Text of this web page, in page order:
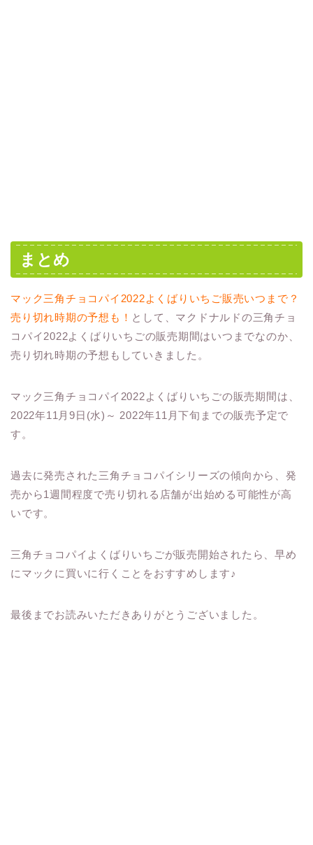
まとめ
マック三角チョコパイ2022よくばりいちご販売いつまで？
売り切れ時期の予想も！ として、マクドナルドの三角チョ
コパイ2022よくばりいちごの販売期間はいつまでなのか、
売り切れ時期の予想もしていきました。
マック三角チョコパイ2022よくばりいちごの販売期間は、
2022年11月9日(水)～ 2022年11月下旬までの販売予定で
す。
過去に発売された三角チョコパイシリーズの傾向から、発
売から1週間程度で売り切れる店舗が出始める可能性が高
いです。
三角チョコパイよくばりいちごが販売開始されたら、早め
にマックに買いに行くことをおすすめします♪
最後までお読みいただきありがとうございました。